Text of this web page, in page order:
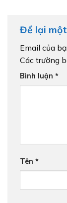
Để lại
Email của
Các trường
Bình luận *
Tên *